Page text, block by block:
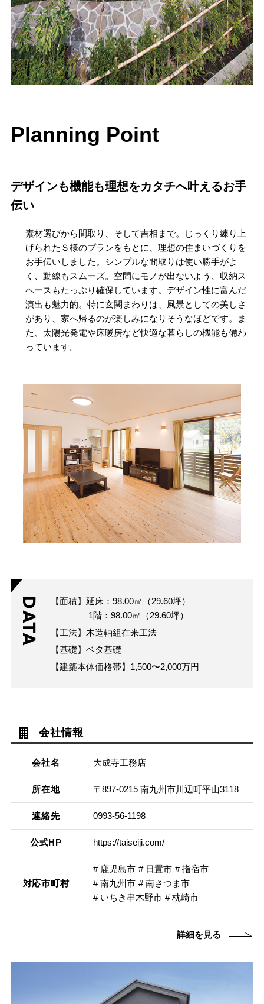
Planning Point
デザインも機能も理想をカタチへ叶えるお手
伝い
素材選びから間取り、そして吉相まで。じっくり練り上
げられたＳ様のプランをもとに、理想の住まいづくりを
お手伝いしました。シンプルな間取りは使い勝手がよ
く、動線もスムーズ。空間にモノが出ないよう、収納ス
ペースもたっぷり確保しています。デザイン性に富んだ
演出も魅力的。特に玄関まわりは、風景としての美しさ
があり、家へ帰るのが楽しみになりそうなほどです。ま
た、太陽光発電や床暖房など快適な暮らしの機能も備わ
っています。
DATA
【面積】延床：98.00㎡（29.60坪）
1階：98.00㎡（29.60坪）
【工法】木造軸組在来工法
【基礎】ベタ基礎
【建築本体価格帯】1,500〜2,000万円
会社情報
会社名 大成寺工務店
所在地 〒897-0215 南九州市川辺町平山3118
連絡先 0993-56-1198
公式HP https://taiseiji.com/
対応市町村
# 鹿児島市 # 日置市 # 指宿市
# 南九州市 # 南さつま市
# いちき串木野市 # 枕崎市
詳細を見る